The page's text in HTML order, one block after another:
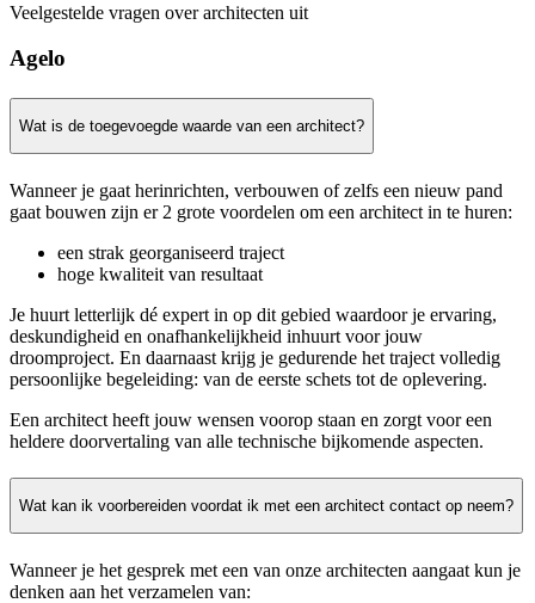
Veelgestelde vragen over architecten uit
Agelo
Wat is de toegevoegde waarde van een architect?
Wanneer je gaat herinrichten, verbouwen of zelfs een nieuw pand
gaat bouwen zijn er 2 grote voordelen om een architect in te huren:
een strak georganiseerd traject
hoge kwaliteit van resultaat
Je huurt letterlijk dé expert in op dit gebied waardoor je ervaring,
deskundigheid en onafhankelijkheid inhuurt voor jouw
droomproject. En daarnaast krijg je gedurende het traject volledig
persoonlijke begeleiding: van de eerste schets tot de oplevering.
Een architect heeft jouw wensen voorop staan en zorgt voor een
heldere doorvertaling van alle technische bijkomende aspecten.
Wat kan ik voorbereiden voordat ik met een architect contact op neem?
Wanneer je het gesprek met een van onze architecten aangaat kun je
denken aan het verzamelen van: